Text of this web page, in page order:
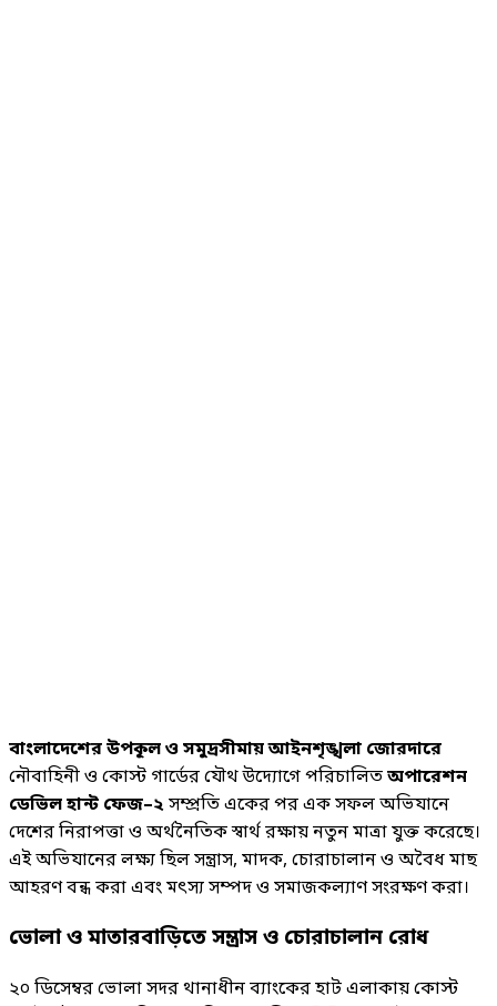
বাংলাদেশের উপকূল ও সমুদ্রসীমায় আইনশৃঙ্খলা জোরদারে
নৌবাহিনী ও কোস্ট গার্ডের যৌথ উদ্যোগে পরিচালিতঅপারেশন
ডেভিল হান্ট ফেজ–২সম্প্রতি একের পর এক সফল অভিযানে
দেশের নিরাপত্তা ও অর্থনৈতিক স্বার্থ রক্ষায় নতুন মাত্রা যুক্ত করেছে।
এই অভিযানের লক্ষ্য ছিল সন্ত্রাস, মাদক, চোরাচালান ও অবৈধ মাছ
আহরণ বন্ধ করা এবং মৎস্য সম্পদ ও সমাজকল্যাণ সংরক্ষণ করা।
ভোলা ও মাতারবাড়িতে সন্ত্রাস ও চোরাচালান রোধ
২০ ডিসেম্বর ভোলা সদর থানাধীন ব্যাংকের হাট এলাকায় কোস্ট